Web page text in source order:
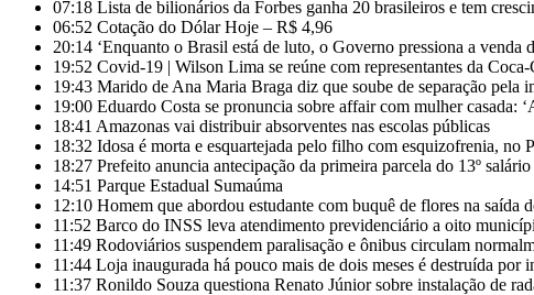
07:18 Lista de bilionários da Forbes ganha 20 brasileiros e tem
06:52 Cotação do Dólar Hoje – R$ 4,96
20:14 ‘Enquanto o Brasil está de luto, o Governo pressiona a
19:52 Covid-19 | Wilson Lima se reúne com representantes da
19:43 Marido de Ana Maria Braga diz que soube de separação pela
19:00 Eduardo Costa se pronuncia sobre affair com mulher casada:
18:41 Amazonas vai distribuir absorventes nas escolas públicas
18:32 Idosa é morta e esquartejada pelo filho com esquizofrenia, no
18:27 Prefeito anuncia antecipação da primeira parcela do 13º
14:51 Parque Estadual Sumaúma
12:10 Homem que abordou estudante com buquê de flores na
11:52 Barco do INSS leva atendimento previdenciário a oito
11:49 Rodoviários suspendem paralisação e ônibus circulam
11:44 Loja inaugurada há pouco mais de dois meses é destruída
11:37 Ronildo Souza questiona Renato Júnior sobre instalação de